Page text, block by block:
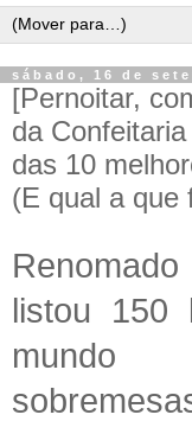
sábado, 16 de
[Pernoitar,
da
das 10
(E qual a que
listou 150
mundo